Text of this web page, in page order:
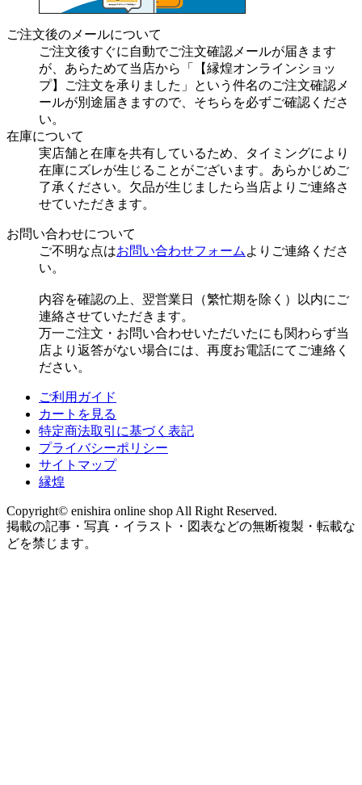
ご注文後のメールについて
ご注文後すぐに自動でご注文確認メールが届きます
が、あらためて当店から「【縁煌オンラインショッ
プ】ご注文を承りました」という件名のご注文確認メ
ールが別途届きますので、そちらを必ずご確認くださ
い。
在庫について
実店舗と在庫を共有しているため、タイミングにより
在庫にズレが生じることがございます。あらかじめご
了承ください。欠品が生じましたら当店よりご連絡さ
せていただきます。
お問い合わせについて
ご不明な点はお問い合わせフォーム よりご連絡くださ
い。
内容を確認の上、翌営業日（繁忙期を除く）以内にご
連絡させていただきます。
万一ご注文・お問い合わせいただいたにも関わらず当
店より返答がない場合には、再度お電話にてご連絡く
ださい。
ご利用ガイド
カートを見る
特定商法取引に基づく表記
プライバシーポリシー
サイトマップ
縁煌
Copyright© enishira online shop All Right Reserved.
掲載の記事・写真・イラスト・図表などの無断複製・転載な
どを禁じます。